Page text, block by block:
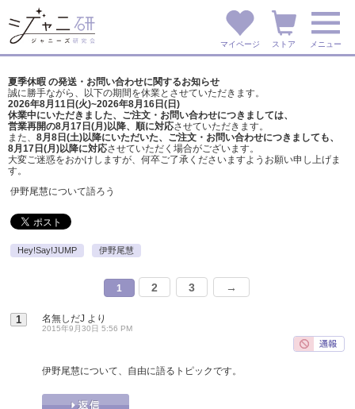
マイページ ストア メニュー
夏季休暇 の発送・お問い合わせに関するお知らせ
誠に勝手ながら、以下の期間を休業とさせていただきます。
2026年8月11日(火)~2026年8月16日(日)
休業中にいただきました、ご注文・お問い合わせにつきましては、
営業再開の8月17日(月)以降、順に対応させていただきます。
また、 8月8日(土)以降にいただいた、ご注文・ お問い合わせにつきましても、
8月17日(月)以降に対応させていただく場合がございます。
大変ご迷惑をおかけしますが、 何卒ご了承くださいますようお願い申し上げま
す。
伊野尾慧について語ろう
Hey!Say!JUMP 伊野尾慧
1 2 3 →
1 名無しだJ より
2015年9月30日 5:56 PM
伊野尾慧について、自由に語るトピックです。